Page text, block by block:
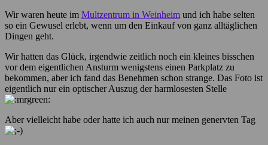
Wir waren heute im Multzentrum in Weinheim und ich habe selten
so ein Gewusel erlebt, wenn um den Einkauf von ganz alltäglichen
Dingen geht.
Wir hatten das Glück, irgendwie zeitlich noch ein kleines bisschen
vor dem eigentlichen Ansturm wenigstens einen Parkplatz zu
bekommen, aber ich fand das Benehmen schon strange. Das Foto ist
eigentlich nur ein optischer Auszug der harmlosesten Stelle
Aber vielleicht habe oder hatte ich auch nur meinen genervten Tag